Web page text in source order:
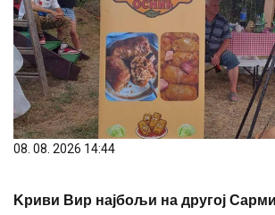
08. 08. 2026 14:44
Kриви Вир најбољи на другој